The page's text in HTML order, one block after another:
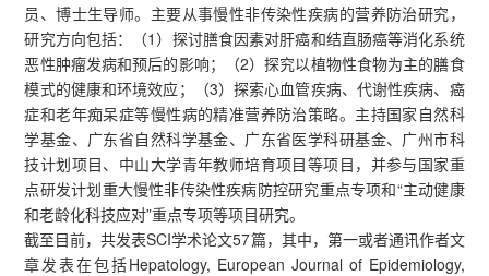
员、博士生导师。主要从事慢性非传染性疾病的营养防治研究，
研究方向包括：（1）探讨膳食因素对肝癌和结直肠癌等消化系统
恶性肿瘤发病和预后的影响；（2）探究以植物性食物为主的膳食
模式的健康和环境效应；（3）探索心血管疾病、代谢性疾病、癌
症和老年痴呆症等慢性病的精准营养防治策略。主持国家自然科
学基金、广东省自然科学基金、广东省医学科研基金、广州市科
技计划项目、中山大学青年教师培育项目等项目，并参与国家重
点研发计划重大慢性非传染性疾病防控研究重点专项和“主动健康
和老龄化科技应对”重点专项等项目研究。
截至目前，共发表SCI学术论文57篇，其中，第一或者通讯作者文
章发表在包括Hepatology, European Journal of Epidemiology,